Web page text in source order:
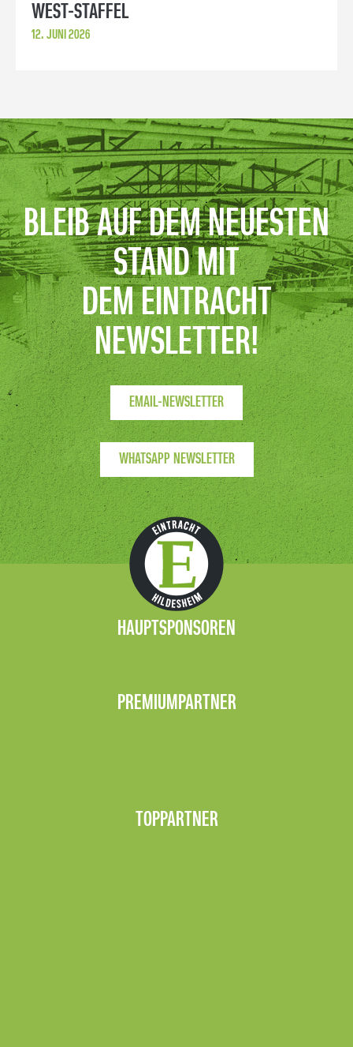
WEST-STAFFEL
12. JUNI 2026
BLEIB AUF DEM NEUESTEN
STAND MIT
DEM EINTRACHT
NEWSLETTER!
EMAIL-NEWSLETTER
WHATSAPP NEWSLETTER
HAUPTSPONSOREN
PREMIUMPARTNER
TOPPARTNER